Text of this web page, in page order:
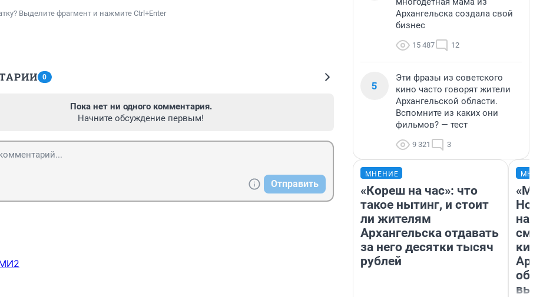
Выделите фрагмент и нажмите Ctrl+Enter
0
Пока нет ни одного комментария.
Начните обсуждение первым!
Отправить
Архангельска создала свой
бизнес
15 487 12
5
Эти фразы из советского
кино часто говорят жители
Архангельской области.
Вспомните из каких они
фильмов? — тест
9 321 3
МНЕНИЕ
«Кореш на час»: что
такое нытинг, и стоит
ли жителям
Архангельска отдавать
за него десятки тысяч
рублей
«Мы